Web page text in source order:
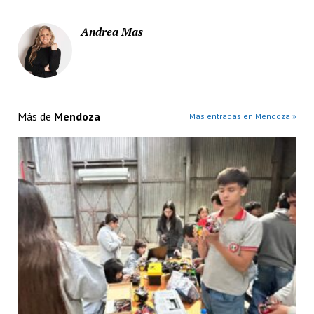
Andrea Mas
Más de Mendoza Más entradas en Mendoza »